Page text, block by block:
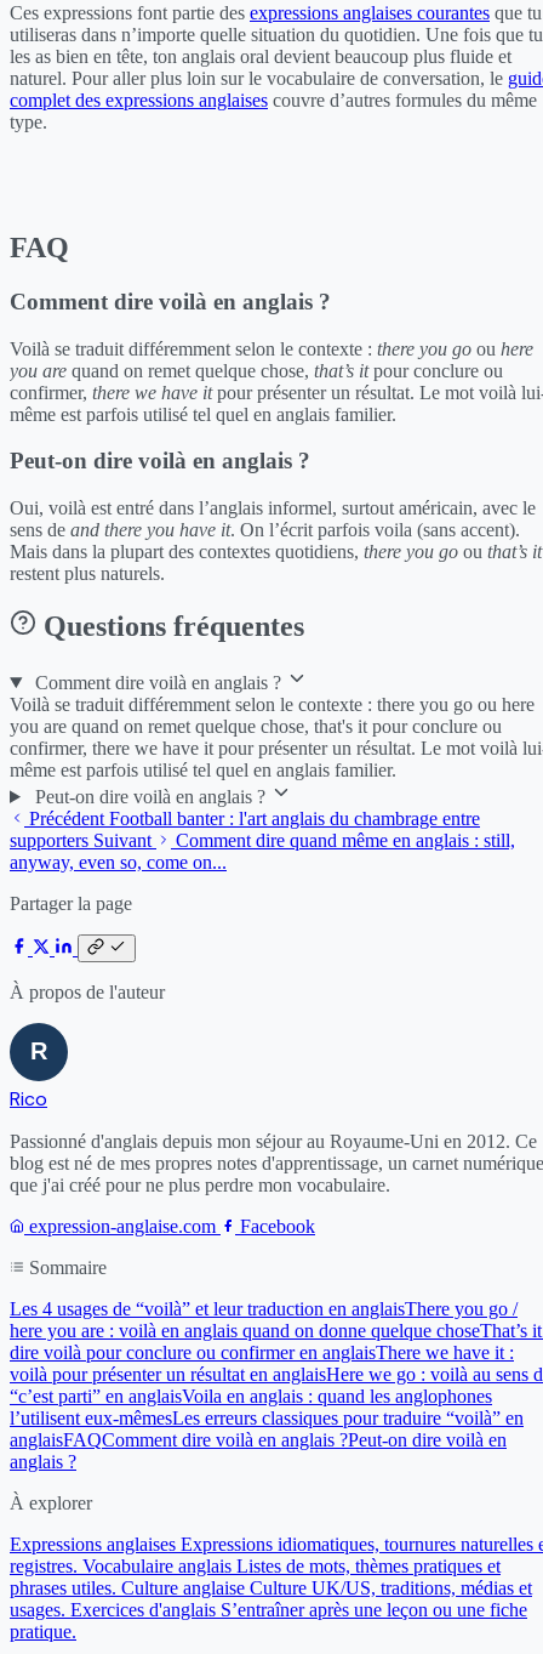
Ces expressions font partie des expressions anglaises courantes que tu
utiliseras dans n’importe quelle situation du quotidien. Une fois que tu
les as bien en tête, ton anglais oral devient beaucoup plus fluide et
naturel. Pour aller plus loin sur le vocabulaire de conversation, le
complet des expressions anglaises couvre d’autres formules du même
type.
FAQ
Comment dire voilà en anglais ?
Voilà se traduit différemment selon le contexte : there you go ou here
you are quand on remet quelque chose, that’s itpour conclure ou
confirmer, there we have itpour présenter un résultat. Le mot voilà
même est parfois utilisé tel quel en anglais familier.
Peut-on dire voilà en anglais ?
Oui, voilà est entré dans l’anglais informel, surtout américain, avec le
sens de and there you have it. On l’écrit parfois voila (sans accent).
Mais dans la plupart des contextes quotidiens, there you go ou that’s it
restent plus naturels.
Questions fréquentes
Comment dire voilà en anglais ?
Voilà se traduit différemment selon le contexte : there you go ou here
you are quand on remet quelque chose, that's it pour conclure ou
confirmer, there we have it pour présenter un résultat. Le mot voilà
même est parfois utilisé tel quel en anglais familier.
Peut-on dire voilà en anglais ?
Précédent Football banter : l'art anglais du chambrage entre
supporters Suivant
Comment dire quand même en anglais : still,
anyway, even so, come on...
Partager la page
À propos de l'auteur
Rico
Passionné d'anglais depuis mon séjour au Royaume-Uni en 2012. Ce
blog est né de mes propres notes d'apprentissage, un carnet numérique
que j'ai créé pour ne plus perdre mon vocabulaire.
expression-anglaise.com
Facebook
Sommaire
Les 4 usages de “voilà” et leur traduction en anglaisThere you go /
here you are : voilà en anglais quand on donne quelque choseThat’s
dire voilà pour conclure ou confirmer en anglaisThere we have it :
voilà pour présenter un résultat en anglaisHere we go : voilà au sens
“c’est parti” en anglaisVoila en anglais : quand les anglophones
l’utilisent eux-mêmesLes erreurs classiques pour traduire “voilà” en
anglaisFAQComment dire voilà en anglais ?Peut-on dire voilà en
anglais ?
À explorer
Expressions anglaises Expressions idiomatiques, tournures naturelles
registres. Vocabulaire anglais Listes de mots, thèmes pratiques et
phrases utiles. Culture anglaise Culture UK/US, traditions, médias et
usages. Exercices d'anglais S’entraîner après une leçon ou une fiche
pratique.